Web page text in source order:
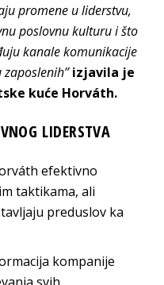
promene u liderstvu,
poslovnu kulturu i što
kanale komunikacije
izjavila je
kuće Horváth.
LIDERSTVA
efektivno
taktikama, ali
preduslov ka
kompanije